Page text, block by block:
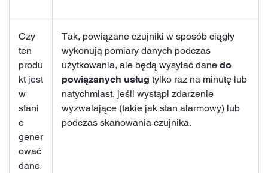
Czy
ten
produ
kt jest
w
stani
e
gener
ować
dane
Tak, powiązane czujniki w sposób ciągły
wykonują pomiary danych podczas
użytkowania, ale będą wysyłać dane do
powiązanych usług tylko raz na minutę lub
natychmiast, jeśli wystąpi zdarzenie
wyzwalające (takie jak stan alarmowy) lub
podczas skanowania czujnika.